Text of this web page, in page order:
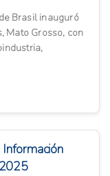
Brasil inauguró
Mato Grosso, con